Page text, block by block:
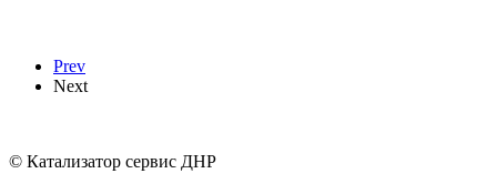
Prev
Next
© Катализатор сервис ДНР